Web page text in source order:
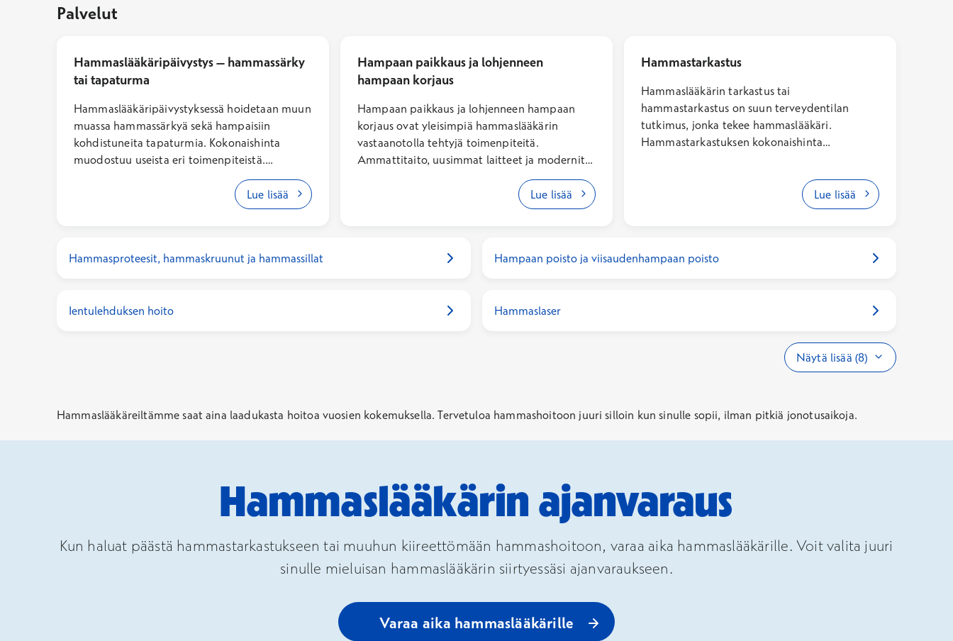
Palvelut
Hammaslääkäripäivystys – hammassärky
tai tapaturma
Hammaslääkäripäivystyksessä hoidetaan muun
muassa hammassärkyä sekä hampaisiin
kohdistuneita tapaturmia. Kokonaishinta
muodostuu useista eri toimenpiteistä.
Hammastapaturman ensiapukäynti
päivystyksessä sisältäen käynti- ja Kanta-
maksun on keskimäärin 162,10 – 345,60 €
Lue lisää
Hampaan paikkaus ja lohjenneen
hampaan korjaus
Hampaan paikkaus ja lohjenneen hampaan
korjaus ovat yleisimpiä hammaslääkärin
vastaanotolla tehtyjä toimenpiteitä.
Ammattitaito, uusimmat laitteet ja modernit
paikka-aineet takaavat sinulle parhaan,
yksilöllisen lopputuloksen. Paikkaushoidon
hintaan vaikuttavat käytetty paikkamateriaali,
sisältäen käynti- ja Kanta-maksun on
Lue lisää
Hammastarkastus
Hammaslääkärin tarkastus tai
hammastarkastus on suun terveydentilan
tutkimus, jonka tekee hammaslääkäri.
Hammastarkastuksen kokonaishinta
97,60€ (lauantaisin), 116,60€ (sunnuntaisin).
Erikoishammaslääkärin hammastarkastuksen
kokonaishinta Kelakorvauksen jälkeen on
hinnaston mukaisesti.
Lue lisää
Hammasproteesit, hammaskruunut ja hammassillat Hampaan poisto ja viisaudenhampaan poisto
Ientulehduksen hoito Hammaslaser
Näytä lisää (8)
Hammaslääkäreiltämme saat aina laadukasta hoitoa vuosien kokemuksella. Tervetuloa hammashoitoon juuri silloin kun sinulle sopii, ilman pitkiä jonotusaikoja.
Hammaslääkärin ajanvaraus
Kun haluat päästä hammastarkastukseen tai muuhun kiireettömään hammashoitoon, varaa aika hammaslääkärille. Voit valita juuri
sinulle mieluisan hammaslääkärin siirtyessäsi ajanvaraukseen.
Varaa aika hammaslääkärille